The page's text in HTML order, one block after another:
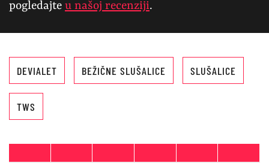
pogledajte u našoj recenziji.
DEVIALET BEŽIČNE SLUŠALICE SLUŠALICE
TWS